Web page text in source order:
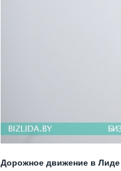
Дорожное движение в Лиде